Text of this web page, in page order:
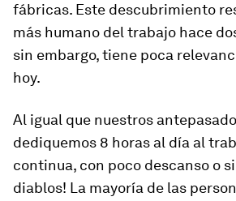
fábricas. Este descubrimiento
más humano del trabajo hace
sin embargo, tiene poca
hoy.
Al igual que nuestros
dediquemos 8 horas al día al
continua, con poco descanso o
diablos! La mayoría de las